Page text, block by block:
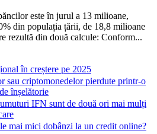
este în jurul a 13 milioane,
din populația țării, de 18,8 milioane
rezultă din două calcule: Conform...
în creștere pe 2025
sau criptomonedelor pierdute printr-o
înșelătorie
IFN sunt de două ori mai mulți
mai mici dobânzi la un credit online?